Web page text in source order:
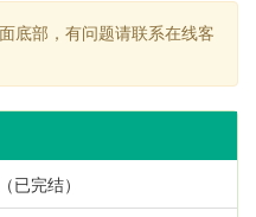
底部，有问题请联系在线客
已完结）